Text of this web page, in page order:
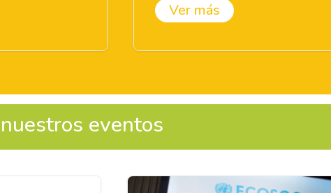
Ver más
eventos